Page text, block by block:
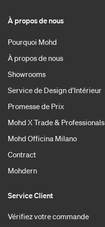
À propos de nous
Pourquoi Mohd
À propos de nous
Showrooms
Service de Design d'Intérieur
Promesse de Prix
Mohd X Trade & Professionals
Mohd Officina Milano
Contract
Mohdern
Service Client
Vérifiez votre commande